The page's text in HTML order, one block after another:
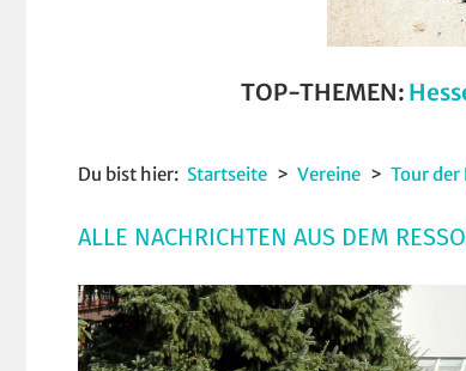
TOP-THEMEN:
Du bist hier: Startseite Vereine Tour
ALLE NACHRICHTEN AUS DEM